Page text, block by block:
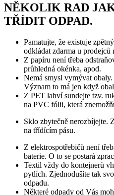
NĚKOLIK RAD
TŘÍDIT ODPAD.​
Pamatujte, že existuje
odkládat zdarma u prodejců
Z papíru není třeba
průhledná okénka, apod.
Nemá smysl vymývat obaly.
Význam to má jen když
Z PET lahví sundejte tzv.
na PVC fólii, která
Sklo zbytečně nerozbíjejte.
na třídícím pásu.
Z elektrospotřebičů není
baterie. O to se postará
Textil vždy do kontejnerů
pytlích. Zjednodušíte tak
odpadu.
Některé odpady od Vás